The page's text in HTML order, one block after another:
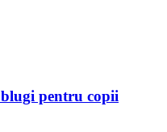
pentru copii